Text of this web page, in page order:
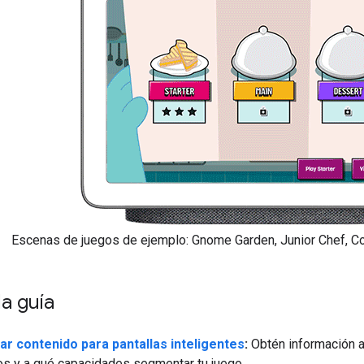
Escenas de juegos de ejemplo: Gnome Garden, Junior Chef,
guía
contenido para pantallas inteligentes: Obtén información